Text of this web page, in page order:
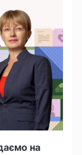
на